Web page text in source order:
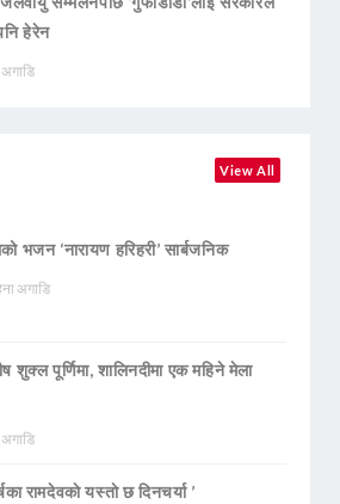
हेरेन
अगाडि
View All
भजन ‘नारायण हरिहरी’ सार्बजनिक
अगाडि
शुक्ल पूर्णिमा, शालिनदीमा एक महिने मेला
अगाडि
रामदेवकाे यस्ताे छ दिनचर्या ’